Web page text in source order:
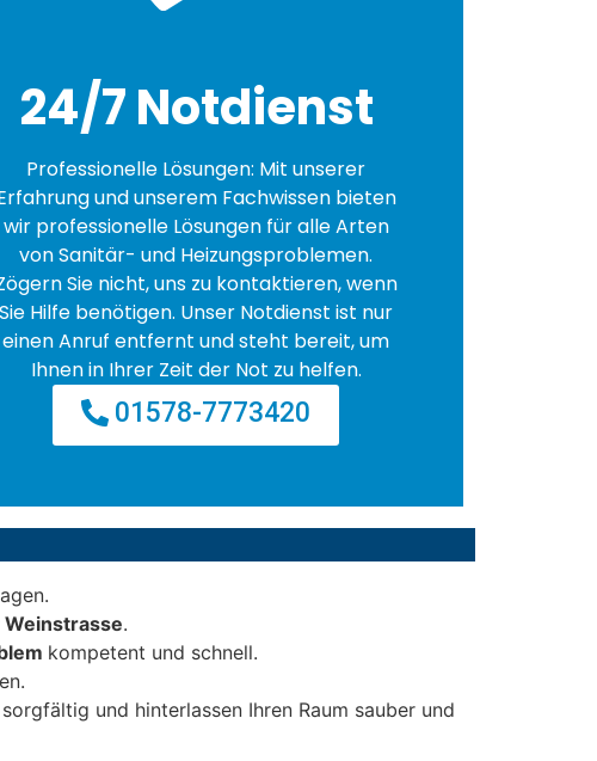
24/7 Notdienst
Professionelle Lösungen: Mit unserer
und unserem Fachwissen bieten
wir professionelle Lösungen für alle Arten
von Sanitär- und Heizungsproblemen.
Sie nicht, uns zu kontaktieren, wenn
Sie Hilfe benötigen. Unser Notdienst ist nur
einen Anruf entfernt und steht bereit, um
Ihnen in Ihrer Zeit der Not zu helfen.
01578-7773420
Weinstrasse.
kompetent und schnell.
und hinterlassen Ihren Raum sauber und